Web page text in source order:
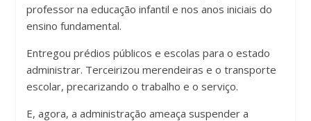
professor na educação infantil e nos anos iniciais do
ensino fundamental.
Entregou prédios públicos e escolas para o estado
administrar. Terceirizou merendeiras e o transporte
escolar, precarizando o trabalho e o serviço.
E, agora, a administração ameaça suspender a